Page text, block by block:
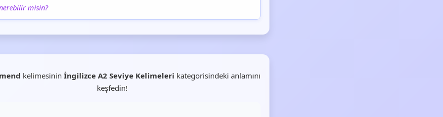
misin?
kelimesinin İngilizce A2 Seviye Kelimeleri kategorisindeki anlamını
keşfedin!